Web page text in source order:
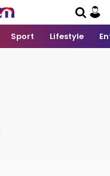
Sport Lifestyle